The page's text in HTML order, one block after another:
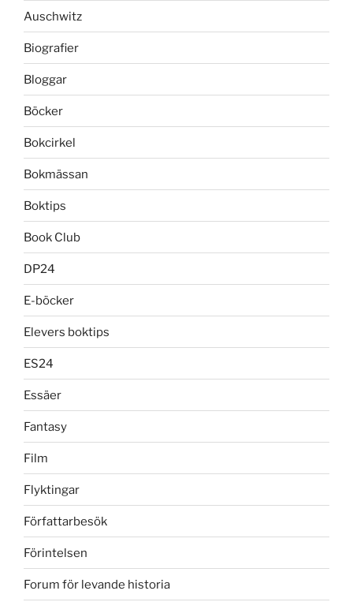
Auschwitz
Biografier
Bloggar
Böcker
Bokcirkel
Bokmässan
Boktips
Book Club
DP24
E-böcker
Elevers boktips
ES24
Essäer
Fantasy
Film
Flyktingar
Författarbesök
Förintelsen
Forum för levande historia